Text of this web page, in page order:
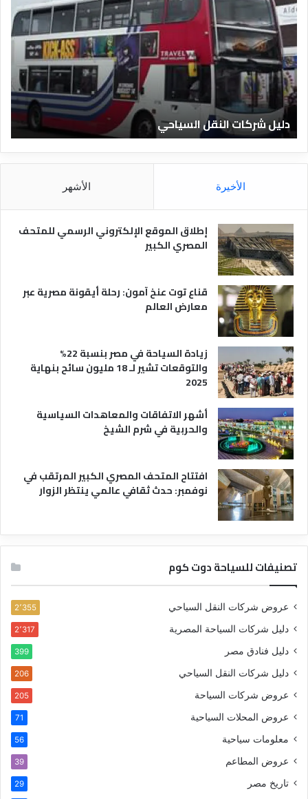
ل
ي
ش
ر
ك
ا
ت
ل
ن
ق
ل
س
ح
ي
دليل شركات النقل السياحي
ا
ر
الأخيرة الأشهر
إطلاق الموقع الإلكتروني الرسمي للمتحف
المصري الكبير
قناع توت عنخ آمون: رحلة أيقونة مصرية عبر
معارض العالم
زيادة السياحة في مصر بنسبة 22%
والتوقعات تشير لـ 18 مليون سائح بنهاية
2025
أشهر الاتفاقات والمعاهدات السياسية
والحربية في شرم الشيخ
افتتاح المتحف المصري الكبير المرتقب في
نوفمبر: حدث ثقافي عالمي ينتظر الزوار
تصنيفات للسياحة دوت كوم
عروض شركات النقل السياحي 2٬355
دليل شركات السياحة المصرية 2٬317
دليل فنادق مصر 399
دليل شركات النقل السياحي 206
عروض شركات السياحة 205
عروض المحلات السياحية 71
معلومات سياحية 56
عروض المطاعم 39
تاريخ مصر 29